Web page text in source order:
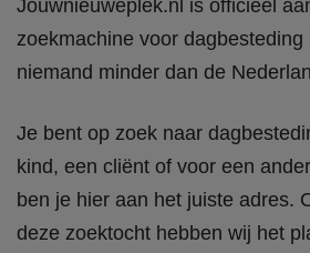
Jouwnieuweplek.nl is officieel
zoekmachine voor
niemand minder dan de
Je bent op zoek naar
kind, een cliënt of voor een
ben je hier aan het juiste adres.
deze zoektocht hebben wij het